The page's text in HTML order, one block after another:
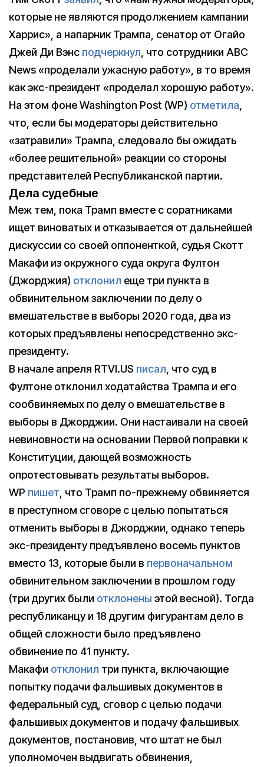
которые не являются продолжением кампании
Харрис», а напарник Трампа, сенатор от Огайо
Джей Ди Вэнс подчеркнул, что сотрудники ABC
News «проделали ужасную работу», в то время
как экс-президент «проделал хорошую работу».
На этом фоне Washington Post (WP) отметила,
что, если бы модераторы действительно
«затравили» Трампа, следовало бы ожидать
«более решительной» реакции со стороны
представителей Республиканской партии.
Дела судебные
Меж тем, пока Трамп вместе с соратниками
ищет виноватых и отказывается от дальнейшей
дискуссии со своей оппоненткой, судья Скотт
Макафи из окружного суда округа Фултон
(Джорджия) отклонил еще три пункта в
обвинительном заключении по делу о
вмешательстве в выборы 2020 года, два из
которых предъявлены непосредственно экс-
президенту.
В начале апреля RTVI.US писал, что суд в
Фултоне отклонил ходатайства Трампа и его
сообвиняемых по делу о вмешательстве в
выборы в Джорджии. Они настаивали на своей
невиновности на основании Первой поправки к
Конституции, дающей возможность
опротестовывать результаты выборов.
WP пишет, что Трамп по-прежнему обвиняется
в преступном сговоре с целью попытаться
отменить выборы в Джорджии, однако теперь
экс-президенту предъявлено восемь пунктов
вместо 13, которые были в первоначальном
обвинительном заключении в прошлом году
(три других были отклонены этой весной). Тогда
республиканцу и 18 другим фигурантам дело в
общей сложности было предъявлено
обвинение по 41 пункту.
Макафи отклонил три пункта, включающие
попытку подачи фальшивых документов в
федеральный суд, сговор с целью подачи
фальшивых документов и подачу фальшивых
документов, постановив, что штат не был
уполномочен выдвигать обвинения,